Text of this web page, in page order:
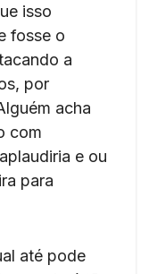
isso
fosse o
a
por
acha
com
e ou
para
até pode